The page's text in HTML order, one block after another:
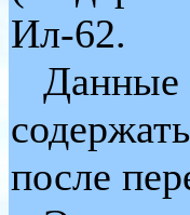
Ил-62.
Данные
после